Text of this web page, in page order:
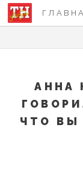
АННА
ЧТО ВЫ